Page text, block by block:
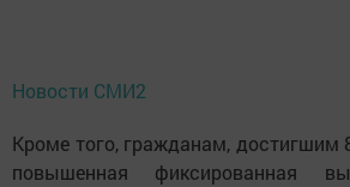
Новости СМИ2
Кроме того, гражданам, достигшим
повышенная фиксированная